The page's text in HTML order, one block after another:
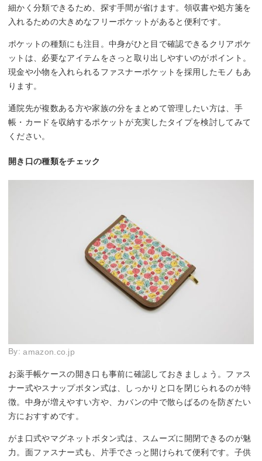
細かく分類できるため、探す手間が省けます。領収書や処方箋を
入れるための大きめなフリーポケットがあると便利です。
ポケットの種類にも注目。中身がひと目で確認できるクリアポケ
ットは、必要なアイテムをさっと取り出しやすいのがポイント。
現金や小物を入れられるファスナーポケットを採用したモノもあ
ります。
通院先が複数ある方や家族の分をまとめて管理したい方は、手
帳・カードを収納するポケットが充実したタイプを検討してみて
ください。
開き口の種類をチェック
By:amazon.co.jp
お薬手帳ケースの開き口も事前に確認しておきましょう。ファス
ナー式やスナップボタン式は、しっかりと口を閉じられるのが特
徴。中身が増えやすい方や、カバンの中で散らばるのを防ぎたい
方におすすめです。
がま口式やマグネットボタン式は、スムーズに開閉できるのが魅
力。面ファスナー式も、片手でさっと開けられて便利です。子供